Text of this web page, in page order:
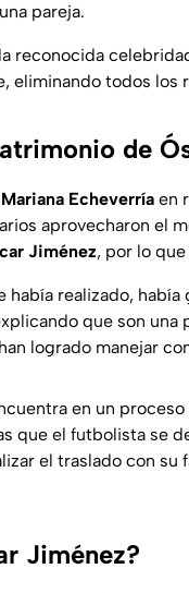
pareja.
reconocida
eliminando todos los
de
Mariana Echeverría en
aprovecharon el
Jiménez, por lo
había realizado,
que son
logrado manejar
en un
que el futbolista se
el traslado con su
Jiménez?